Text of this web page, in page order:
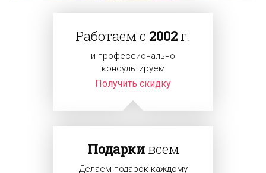
Работаем с 2002 г.
и профессионально
консультируем
Получить скидку
Подаркивсем
Делаем подарок каждому